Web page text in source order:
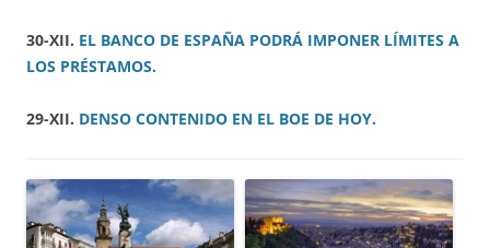
30-XII. EL BANCO DE ESPAÑA PODRÁ IMPONER LÍMITES A
LOS PRÉSTAMOS.
29-XII. DENSO CONTENIDO EN EL BOE DE HOY.